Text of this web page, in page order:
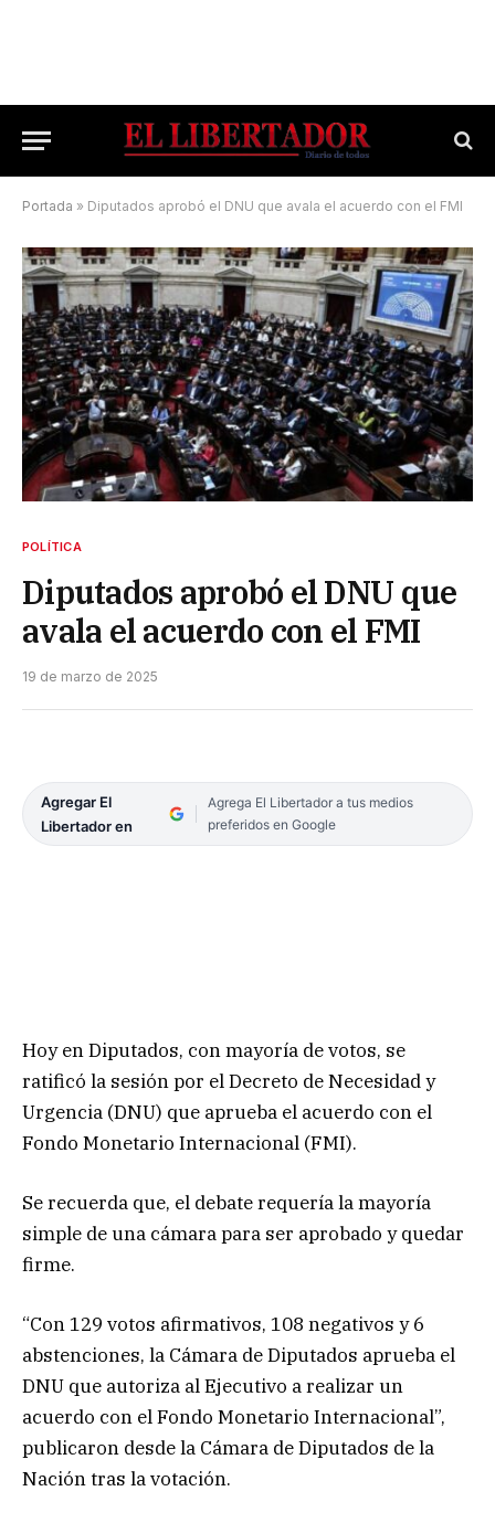
Portada » Diputados aprobó el DNU que avala el acuerdo con el FMI
POLÍTICA
Diputados aprobó el DNU que
avala el acuerdo con el FMI
19 de marzo de 2025
Agregar El
Libertador en
Agrega El Libertador a tus medios
preferidos en Google
Hoy en Diputados, con mayoría de votos, se
ratificó la sesión por el Decreto de Necesidad y
Urgencia (DNU) que aprueba el acuerdo con el
Fondo Monetario Internacional (FMI).
Se recuerda que, el debate requería la mayoría
simple de una cámara para ser aprobado y quedar
firme.
“Con 129 votos afirmativos, 108 negativos y 6
abstenciones, la Cámara de Diputados aprueba el
DNU que autoriza al Ejecutivo a realizar un
acuerdo con el Fondo Monetario Internacional”,
publicaron desde la Cámara de Diputados de la
Nación tras la votación.